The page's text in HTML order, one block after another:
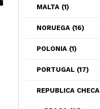
MALTA (1)
NORUEGA (16)
POLONIA (1)
PORTUGAL (17)
REPUBLICA CHECA